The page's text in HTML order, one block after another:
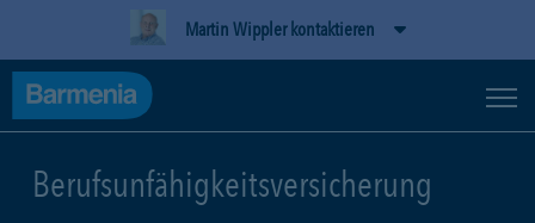
Martin Wippler kontaktieren
Berufsunfähigkeitsversicherung